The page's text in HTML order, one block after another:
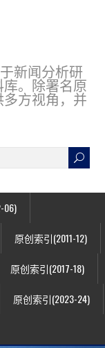
于新闻分析研
。除署名原
方视角，并
06)
原创索引(2011-12)
原创索引(2017-18)
原创索引(2023-24)